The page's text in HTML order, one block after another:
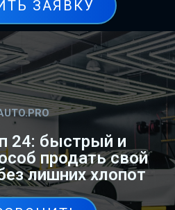
ЗАЯВКУ
24: быстрый и
продать свой
лишних хлопот